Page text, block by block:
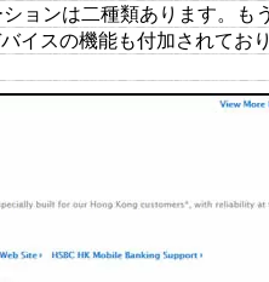
ョンは二種類あります。も
イスの機能も付加されてお